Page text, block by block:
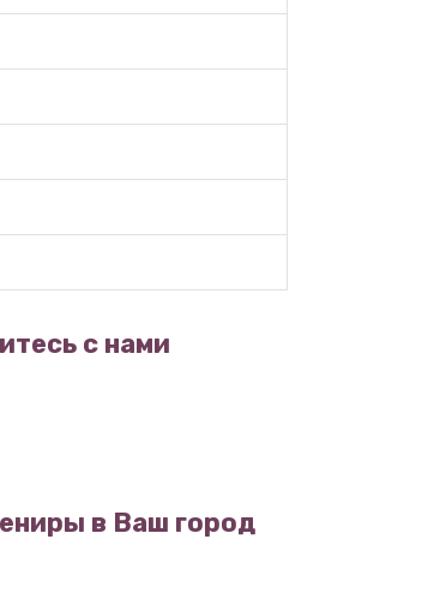
с нами
в Ваш город